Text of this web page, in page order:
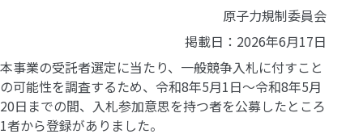
原子力規制委員会
掲載日：2026年6月17日
本事業の受託者選定に当たり、一般競争入札に付すこと
の可能性を調査するため、令和8年5月1日～令和8年5月
20日までの間、入札参加意思を持つ者を公募したところ
1者から登録がありました。